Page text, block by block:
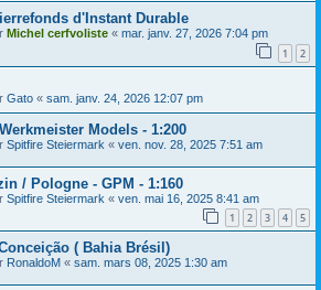
d'Instant Durable
Michel cerfvoliste « mar. janv. 27, 2026 7:04 pm
1 2
Gato « sam. janv. 24, 2026 12:07 pm
Models - 1:200
Spitfire Steiermark « ven. nov. 28, 2025 7:51 am
/ Pologne - GPM - 1:160
Spitfire Steiermark « ven. mai 16, 2025 8:41 am
1 2 3 4 5
( Bahia Brésil)
RonaldoM « sam. mars 08, 2025 1:30 am